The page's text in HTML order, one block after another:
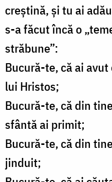
creştină, şi tu ai
s-a făcut încă o
străbune”:
Bucură-te, că ai
lui Hristos;
Bucură-te, că din
sfântă ai primit;
Bucură-te, că din
jinduit;